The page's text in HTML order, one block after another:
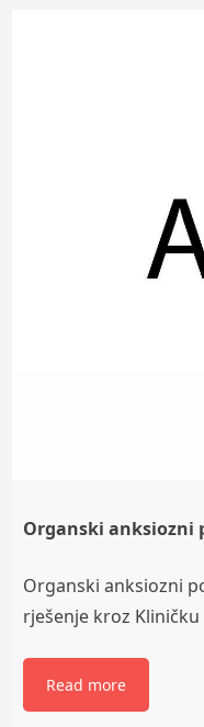
Organski anksiozni
Organski anksiozni
rješenje kroz
Read more